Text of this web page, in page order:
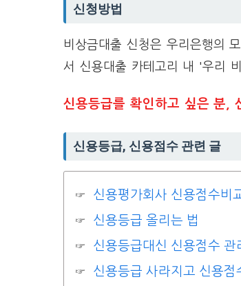
신청방법
비상금대출 신청은 우리은행의
서 신용대출 카테고리 내 '우리
신용등급를 확인하고 싶은 분,
신용등급, 신용점수 관련 글
신용평가회사 신용점수비
신용등급 올리는 법
신용등급대신 신용점수 관
신용등급 사라지고 신용점